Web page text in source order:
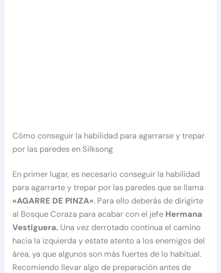
Cómo conseguir la habilidad para agarrarse y trepar
por las paredes en Silksong
En primer lugar, es necesario conseguir la habilidad
para agarrarte y trepar por las paredes que se llama
«AGARRE DE PINZA». Para ello deberás de dirigirte
al Bosque Coraza para acabar con el jefe Hermana
Vestiguera. Una vez derrotado continua el camino
hacia la izquierda y estate atento a los enemigos del
área, ya que algunos son más fuertes de lo habitual.
Recomiendo llevar algo de preparación antes de